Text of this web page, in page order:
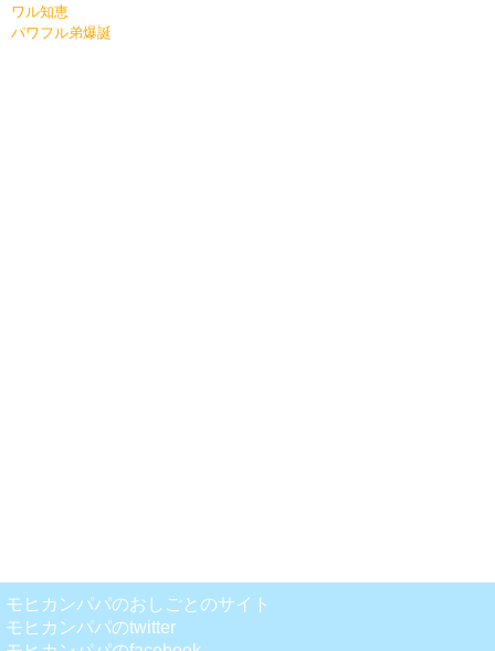
ワル知恵
パワフル弟爆誕
モヒカンパパのおしごとのサイト
モヒカンパパのtwitter